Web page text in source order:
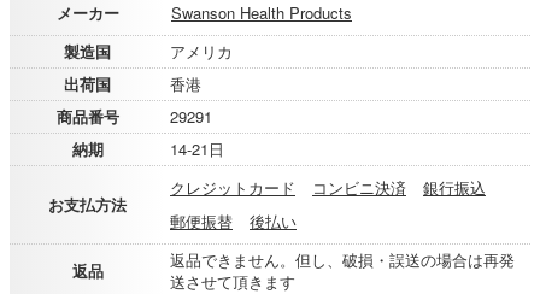
メーカー
Swanson Health Products
製造国
アメリカ
出荷国
香港
商品番号
29291
納期
14-21日
お支払方法
クレジットカード コンビニ決済
銀行振込
郵便振替
後払い
返品
返品できません。但し、破損・誤送の場合は再発
送させて頂きます